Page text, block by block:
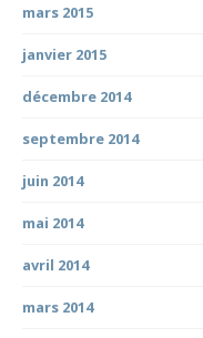
mars 2015
janvier 2015
décembre 2014
septembre 2014
juin 2014
mai 2014
avril 2014
mars 2014